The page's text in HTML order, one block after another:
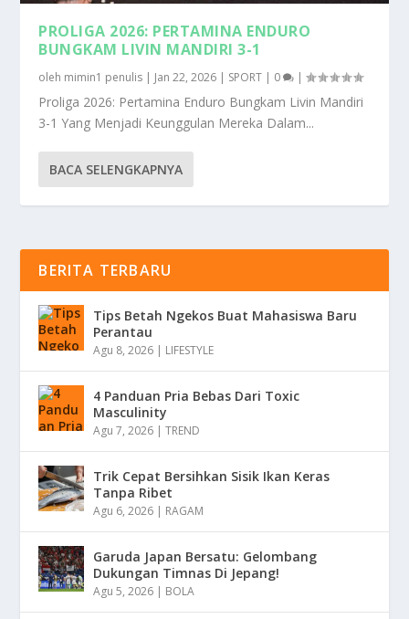
PROLIGA 2026: PERTAMINA ENDURO
BUNGKAM LIVIN MANDIRI 3-1
oleh mimin1 penulis | Jan 22, 2026 | SPORT | 0 |
Proliga 2026: Pertamina Enduro Bungkam Livin Mandiri
3-1 Yang Menjadi Keunggulan Mereka Dalam...
BACA SELENGKAPNYA
BERITA TERBARU
Tips Betah Ngekos Buat Mahasiswa Baru
Perantau
Agu 8, 2026 | LIFESTYLE
4 Panduan Pria Bebas Dari Toxic
Masculinity
Agu 7, 2026 |TREND
Trik Cepat Bersihkan Sisik Ikan Keras
Tanpa Ribet
Agu 6, 2026 | RAGAM
Garuda Japan Bersatu: Gelombang
Dukungan Timnas Di Jepang!
Agu 5, 2026 | BOLA